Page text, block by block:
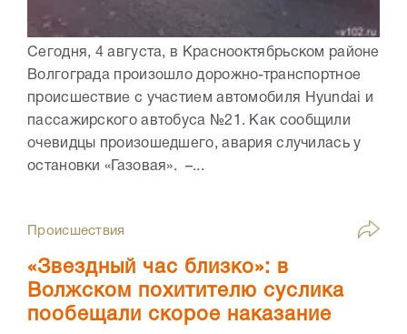
Сегодня, 4 августа, в Краснооктябрьском районе
Волгограда произошло дорожно-транспортное
происшествие с участием автомобиля Hyundai и
пассажирского автобуса №21. Как сообщили
очевидцы произошедшего, авария случилась у
остановки «Газовая». –...
Происшествия
«Звездный час близко»: в
Волжском похитителю суслика
пообещали скорое наказание